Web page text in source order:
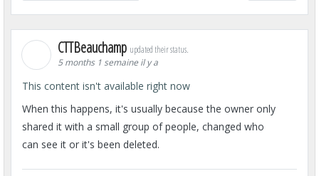
CTTBeauchamp updated their status.
5 months 1 semaine il y a
This content isn't available right now
When this happens, it's usually because the owner only
shared it with a small group of people, changed who
can see it or it's been deleted.